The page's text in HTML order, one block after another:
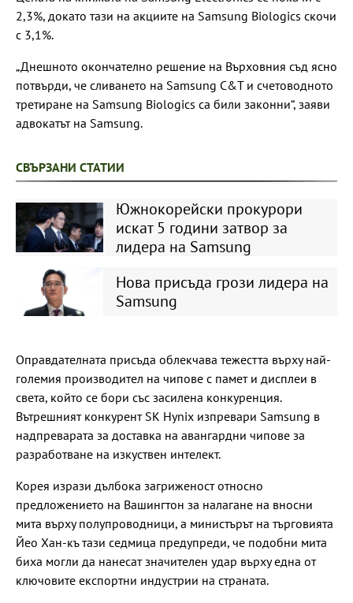
2,3%, докато тази на акциите на Samsung Biologics скочи
с 3,1%.
„Днешното окончателно решение на Върховния съд ясно
потвърди, че сливането на Samsung C&T и счетоводното
третиране на Samsung Biologics са били законни“, заяви
адвокатът на Samsung.
СВЪРЗАНИ СТАТИИ
Южнокорейски прокурори
искат 5 години затвор за
лидера на Samsung
Нова присъда грози лидера на
Samsung
Оправдателната присъда облекчава тежестта върху най-
големия производител на чипове с памет и дисплеи в
света, който се бори със засилена конкуренция.
Вътрешният конкурент SK Hynix изпревари Samsung в
надпреварата за доставка на авангардни чипове за
разработване на изкуствен интелект.
Корея изрази дълбока загриженост относно
предложението на Вашингтон за налагане на вносни
мита върху полупроводници, а министърът на търговията
Йео Хан-къ тази седмица предупреди, че подобни мита
биха могли да нанесат значителен удар върху една от
ключовите експортни индустрии на страната.